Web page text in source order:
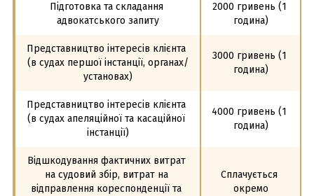
Підготовка та складання
адвокатського запиту
2000 гривень (1
година)
Представництво інтересів клієнта
(в судах першої інстанції, органах/
установах)
3000 гривень (1
година)
Представництво інтересів клієнта
(в судах апеляційної та касаційної
інстанції)
4000 гривень (1
година)
Відшкодування фактичних витрат
на судовий збір, витрат на
відправлення кореспонденції та
Сплачується
окремо